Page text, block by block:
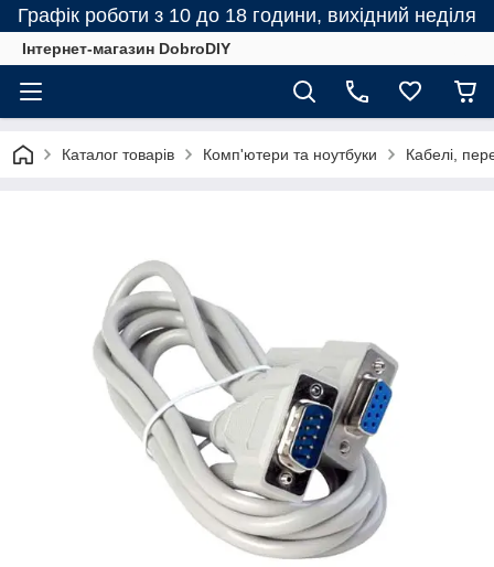
Графік роботи з 10 до 18 години, вихідний неділя
Інтернет-магазин DobroDIY
Каталог товарів Комп'ютери та ноутбуки Кабелі,